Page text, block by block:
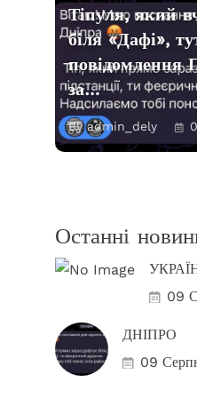
Тіпуля, який
біля «Дафі»,
повідомлення
за…
By admin_dely
Останні
09
ДНІПРО
09